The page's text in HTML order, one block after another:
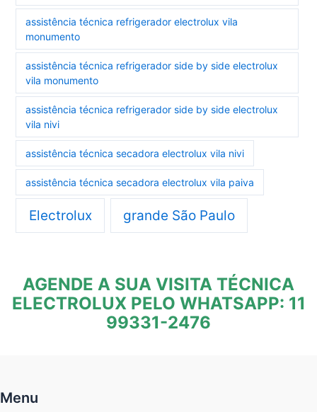
assistência técnica refrigerador electrolux vila
monumento
assistência técnica refrigerador side by side electrolux
vila monumento
assistência técnica refrigerador side by side electrolux
vila nivi
assistência técnica secadora electrolux vila nivi
assistência técnica secadora electrolux vila paiva
Electrolux grande São Paulo
AGENDE A SUA VISITA TÉCNICA
ELECTROLUX PELO WHATSAPP: 11
99331-2476
Menu